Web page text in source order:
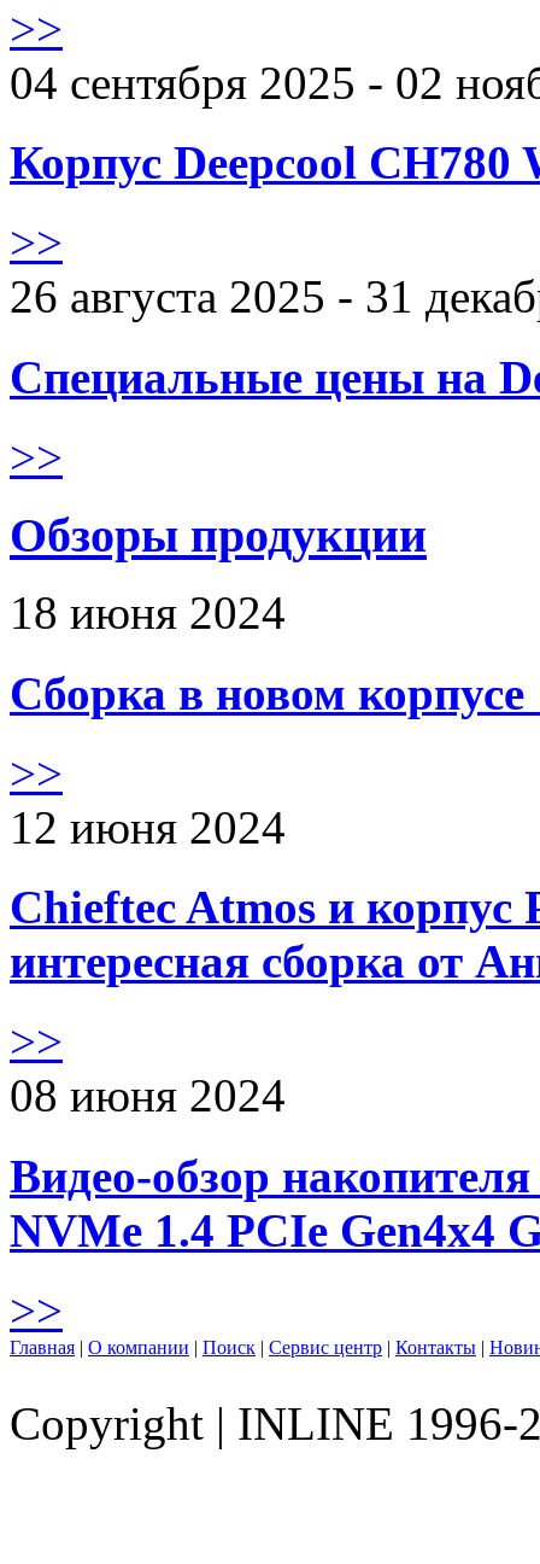
>>
04 сентября 2025 - 02
Корпус Deepcool CH780
>>
26 августа 2025 - 31
Специальные цены на
>>
Обзоры продукции
18 июня 2024
Сборка в новом
>>
12 июня 2024
Chieftec Atmos и корпус
интересная сборка от
>>
08 июня 2024
Видео-обзор
NVMe 1.4 PCIe Gen4х4
>>
Главная | О компании | Поиск | Сервис центр | Контакты |
Copyright | INLINE 1996-